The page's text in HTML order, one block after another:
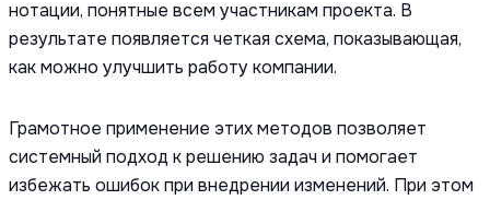
нотации, понятные всем участникам проекта. В
результате появляется четкая схема, показывающая,
как можно улучшить работу компании.
Грамотное применение этих методов позволяет
системный подход к решению задач и помогает
избежать ошибок при внедрении изменений. При этом